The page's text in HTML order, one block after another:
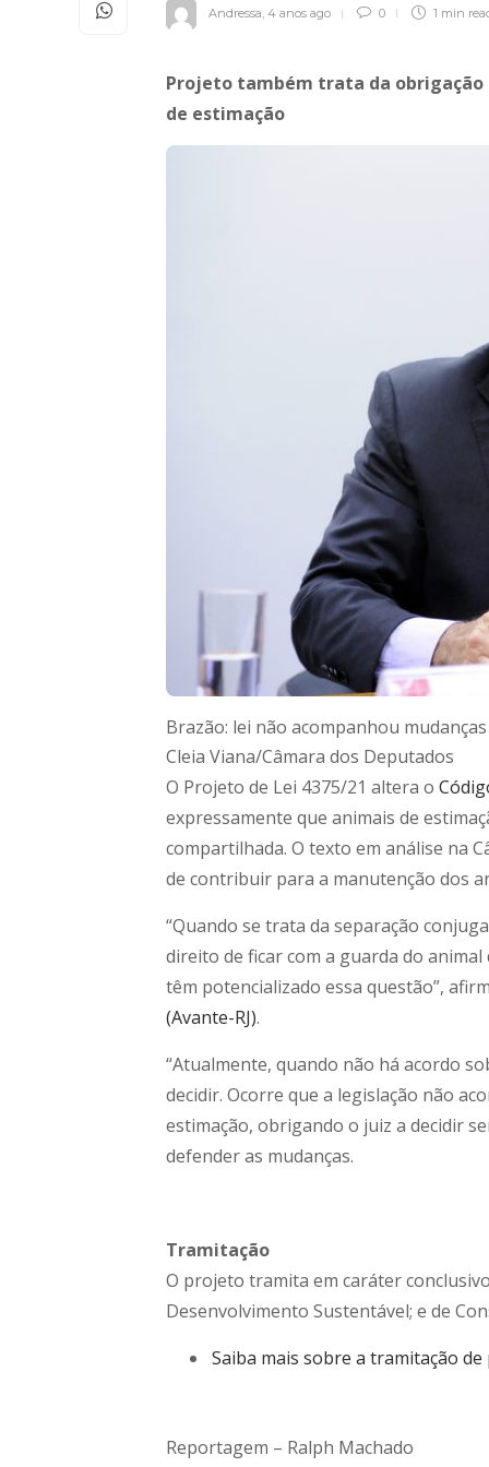
Andressa, 4 anos ago 0 1 min
Projeto também trata da obrigação
de estimação
Brazão: lei não acompanhou
Cleia Viana/Câmara dos Deputados
O Projeto de Lei 4375/21 altera o
expressamente que animais de
compartilhada. O texto em análise na
de contribuir para a manutenção dos
“Quando se trata da separação
direito de ficar com a guarda do
têm potencializado essa questão”,
(Avante-RJ).
“Atualmente, quando não há acordo
decidir. Ocorre que a legislação não
estimação, obrigando o juiz a decidir
defender as mudanças.
Tramitação
O projeto tramita em caráter
Desenvolvimento Sustentável; e de
Saiba mais sobre a tramitação
Reportagem – Ralph Machado